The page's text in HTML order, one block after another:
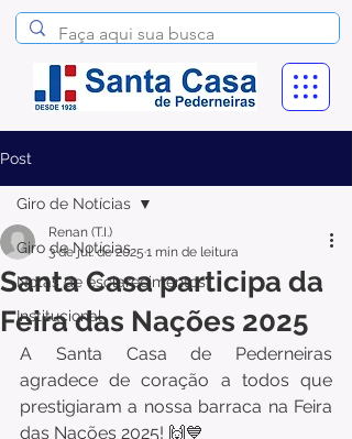
Post
Giro de Notícias
Notas de esclarecimentos
Institucional
Giro de Notícias
Santa Casa participa da
Feira das Nações 2025
Renan (T.I.)
3 de jul. de 2025 1 min de leitura
A Santa Casa de Pederneiras
agradece de coração a todos que
prestigiaram a nossa barraca na Feira
das Nações 2025! 🙌💙